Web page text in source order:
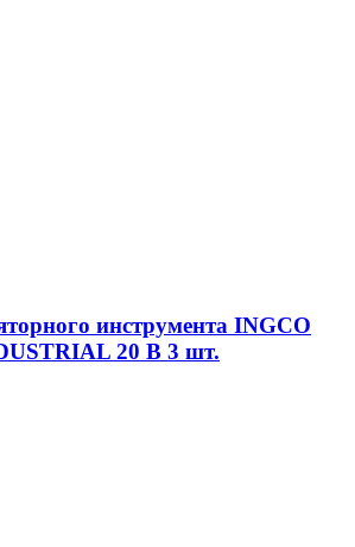
инструмента INGCO
20 В 3 шт.